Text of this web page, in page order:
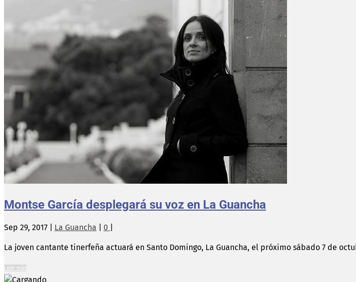
Montse García desplegará su voz en La Guancha
Sep 29, 2017 La Guancha 0
La joven cantante tinerfeña actuará en Santo Domingo, La Guancha, el próximo sábado 7 de
Leer más